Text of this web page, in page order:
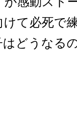
て必死で
はどうなる